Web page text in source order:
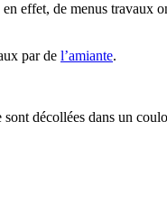
effet, de menus travaux
par de l’amiante.
décollées dans un